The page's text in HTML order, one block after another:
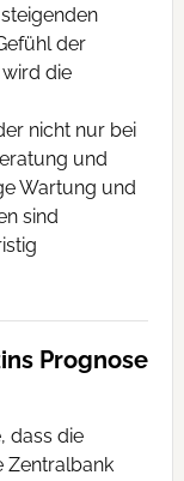
der
die
nicht nur bei
und
Wartung und
sind
Prognose
dass die
Zentralbank